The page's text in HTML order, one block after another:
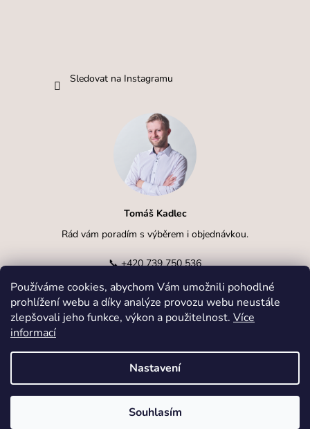
Používáme cookies, abychom Vám umožnili pohodlné
prohlížení webu a díky analýze provozu webu neustále
zlepšovali jeho funkce, výkon a použitelnost. Více
informací
Nastavení
Souhlasím
Sledovat na Instagramu
Tomáš Kadlec
Rád vám poradím s výběrem i objednávkou.
📞+420 739 750 536
✉️info@kadlcak.cz
Vytvořil Shoptet
kadlcak.cz. Všechna práva vyhrazena.